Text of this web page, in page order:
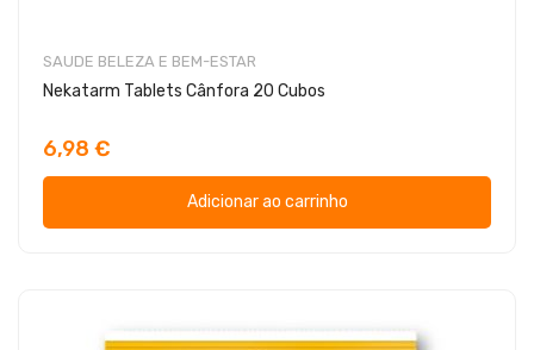
SAUDE BELEZA E BEM-ESTAR
Nekatarm Tablets Cânfora 20 Cubos
6,98 €
Adicionar ao carrinho